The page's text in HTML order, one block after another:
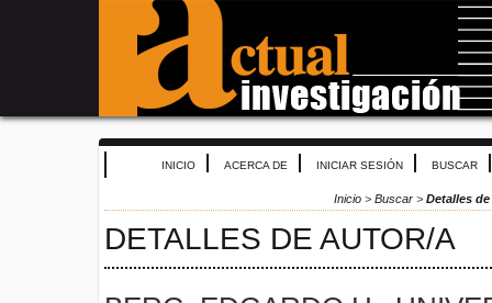
INICIO ACERCA DE INICIAR SESIÓN BUSCAR
Inicio > Buscar > Detalles
DETALLES DE AUTOR/A